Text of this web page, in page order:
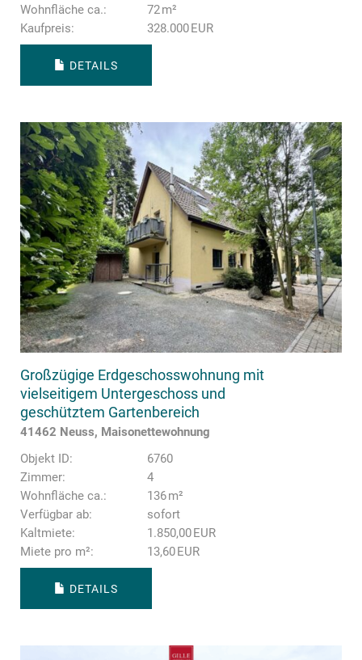
Wohnfläche ca.:
72 m²
Kaufpreis:
328.000 EUR
DETAILS
Großzügige Erdgeschosswohnung mit
vielseitigem Untergeschoss und
geschütztem Gartenbereich
41462 Neuss, Maisonettewohnung
Objekt ID:
6760
Zimmer:
4
Wohnfläche ca.:
136 m²
Verfügbar ab:
sofort
Kaltmiete:
1.850,00 EUR
Miete pro m²:
13,60 EUR
DETAILS